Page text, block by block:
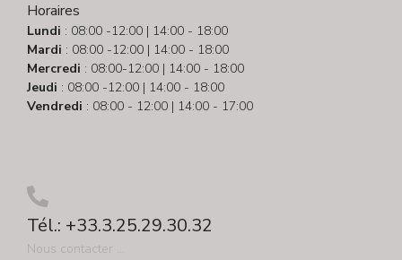
Horaires
Lundi : 08:00 -12:00 | 14:00 - 18:00
Mardi : 08:00 -12:00 | 14:00 - 18:00
Mercredi : 08:00-12:00 | 14:00 - 18:00
Jeudi : 08:00 -12:00 | 14:00 - 18:00
Vendredi : 08:00 - 12:00 | 14:00 - 17:00
Tél.: +33.3.25.29.30.32
Nous contacter ...